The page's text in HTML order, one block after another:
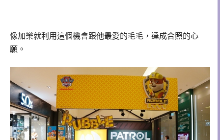
像加樂就利用這個機會跟他最愛的毛毛，達成合照的心
願。